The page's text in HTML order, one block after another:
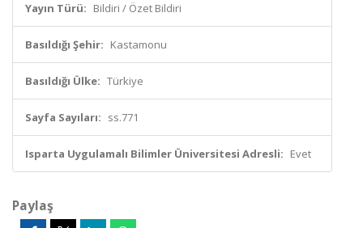
Yayın Türü: Bildiri / Özet Bildiri
Basıldığı Şehir: Kastamonu
Basıldığı Ülke: Türkiye
Sayfa Sayıları: ss.771
Isparta Uygulamalı Bilimler Üniversitesi Adresli: Evet
Paylaş